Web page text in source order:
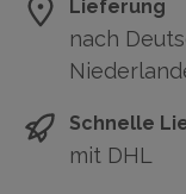
Lieferung
nach
Schnelle
mit DHL